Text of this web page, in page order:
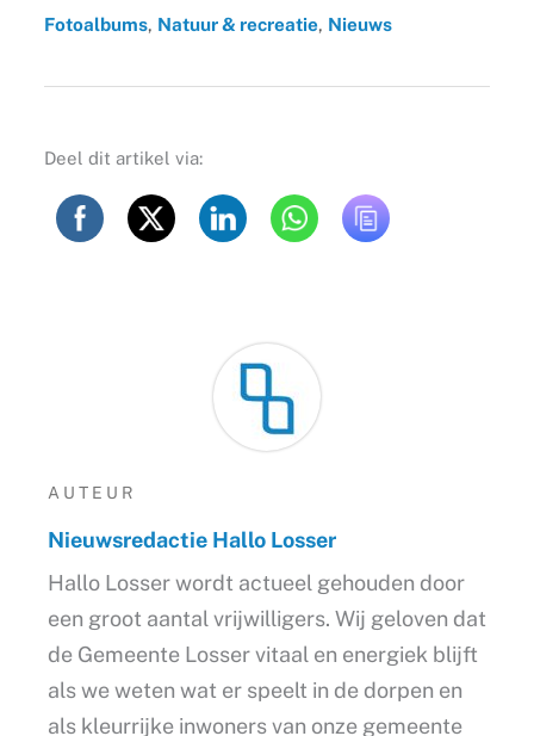
Fotoalbums, Natuur & recreatie, Nieuws
Deel dit artikel via:
AUTEUR
Nieuwsredactie Hallo Losser
Hallo Losser wordt actueel gehouden door
een groot aantal vrijwilligers. Wij geloven dat
de Gemeente Losser vitaal en energiek blijft
als we weten wat er speelt in de dorpen en
als kleurrijke inwoners van onze gemeente